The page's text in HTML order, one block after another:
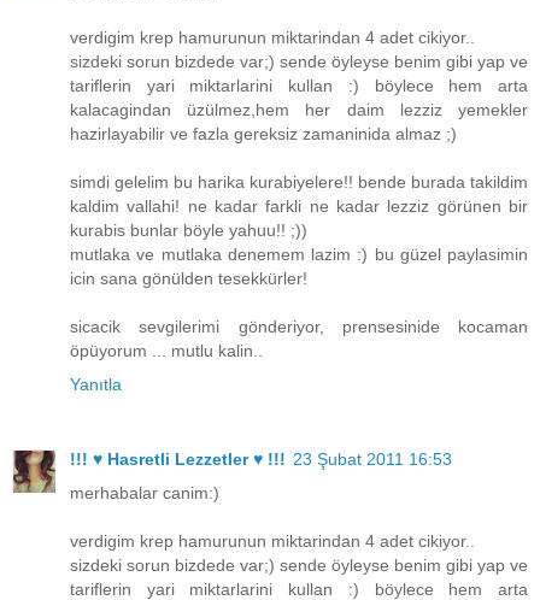
verdigim krep hamurunun miktarindan 4 adet cikiyor..
sizdeki sorun bizdede var;) sende öyleyse benim gibi yap ve
tariflerin yari miktarlarini kullan :) böylece hem arta
kalacagindan üzülmez,hem her daim lezziz yemekler
hazirlayabilir ve fazla gereksiz zamaninida almaz ;)
simdi gelelim bu harika kurabiyelere!! bende burada takildim
kaldim vallahi! ne kadar farkli ne kadar lezziz görünen bir
kurabis bunlar böyle yahuu!! ;))
mutlaka ve mutlaka denemem lazim :) bu güzel paylasimin
icin sana gönülden tesekkürler!
sicacik sevgilerimi gönderiyor, prensesinide kocaman
öpüyorum ... mutlu kalin..
Yanıtla
!!! ♥ Hasretli Lezzetler ♥ !!! 23 Şubat 2011 16:53
merhabalar canim:)
verdigim krep hamurunun miktarindan 4 adet cikiyor..
sizdeki sorun bizdede var;) sende öyleyse benim gibi yap ve
tariflerin yari miktarlarini kullan :) böylece hem arta